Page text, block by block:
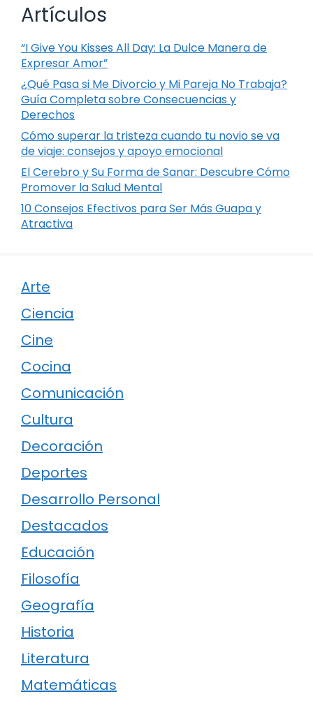
Artículos
“I Give You Kisses All Day: La Dulce Manera de
Expresar Amor”
¿Qué Pasa si Me Divorcio y Mi Pareja No Trabaja?
Guía Completa sobre Consecuencias y
Derechos
Cómo superar la tristeza cuando tu novio se va
de viaje: consejos y apoyo emocional
El Cerebro y Su Forma de Sanar: Descubre Cómo
Promover la Salud Mental
10 Consejos Efectivos para Ser Más Guapa y
Atractiva
Arte
Ciencia
Cine
Cocina
Comunicación
Cultura
Decoración
Deportes
Desarrollo Personal
Destacados
Educación
Filosofía
Geografía
Historia
Literatura
Matemáticas